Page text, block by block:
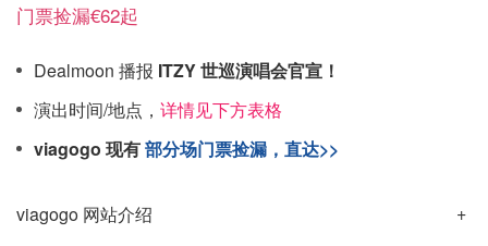
门票捡漏€62起
Dealmoon 播报 ITZY 世巡演唱会官宣！
演出时间/地点， 详情见下方表格
viagogo 现有部分场门票捡漏，直达>>
viagogo 网站介绍